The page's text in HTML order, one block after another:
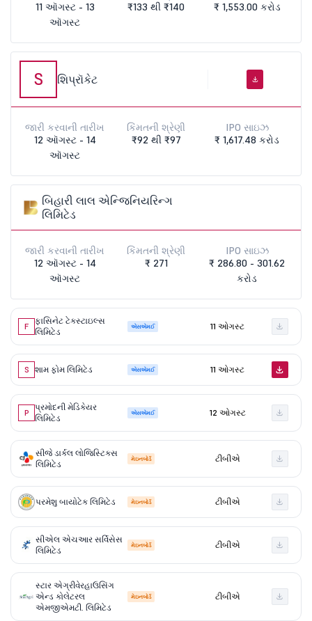
11 ઑગસ્ટ - 13
ઑગસ્ટ
₹133 થી ₹140
₹ 1,553.00 કરોડ
S શિપ્રૉકેટ
જારી કરવાની તારીખ
12 ઑગસ્ટ - 14
ઑગસ્ટ
કિંમતની શ્રેણી
₹92 થી ₹97
IPO સાઇઝ
₹ 1,617.48 કરોડ
બિહારી લાલ એન્જિનિયરિન્ગ
લિમિટેડ
જારી કરવાની તારીખ
12 ઑગસ્ટ - 14
ઑગસ્ટ
કિંમતની શ્રેણી
₹ 271
IPO સાઇઝ
₹ 286.80 - 301.62
કરોડ
F
ફાસિનેટ ટેક્સ્ટાઇલ્સ
લિમિટેડ
એસએમઈ 11 ઓગસ્ટ
S શામ ફોમ લિમિટેડ એસએમઈ 11 ઓગસ્ટ
P
પ્રમોદની મેડિકેયર
લિમિટેડ
એસએમઈ 12 ઓગસ્ટ
સીજે ડાર્કલ લોજિસ્ટિક્સ
લિમિટેડ
મેઇનબોર્ડ ટીબીએ
પરમેશુ બાયોટેક લિમિટેડ મેઇનબોર્ડ ટીબીએ
સીએલ એચઆર સર્વિસેસ
લિમિટેડ
મેઇનબોર્ડ ટીબીએ
સ્ટાર એગ્રીવેરહાઉસિંગ
એન્ડ કોલેટરલ
એમજીએમટી. લિમિટેડ
મેઇનબોર્ડ ટીબીએ